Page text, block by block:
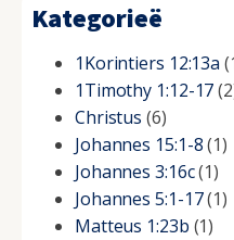
Kategorieë
1Korintiers 12:13a
1Timothy 1:12-17
Christus (6)
Johannes 15:1-8(1)
Johannes 3:16c(1)
Johannes 5:1-17(1)
Matteus 1:23b (1)